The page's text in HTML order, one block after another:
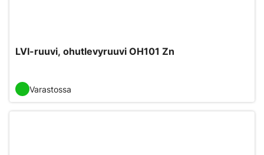
LVI-ruuvi, ohutlevyruuvi OH101 Zn
Varastossa